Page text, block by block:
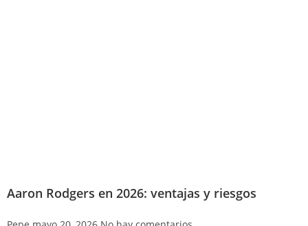
Aaron Rodgers en 2026: ventajas y riesgos